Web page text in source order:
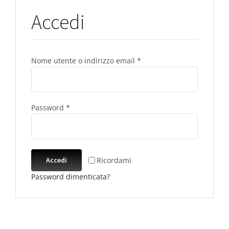
Accedi
Nome utente o indirizzo email *
Password *
Ricordami
Accedi
Password dimenticata?